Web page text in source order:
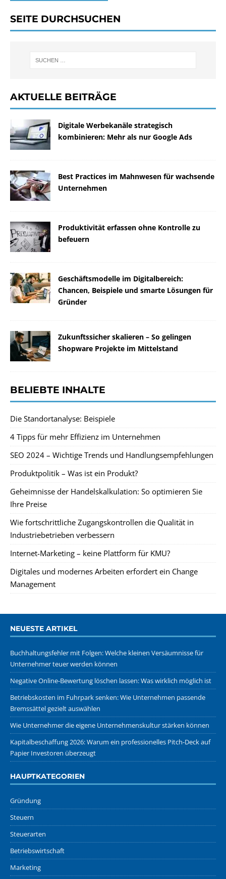
SEITE DURCHSUCHEN
AKTUELLE BEITRÄGE
Digitale Werbekanäle strategisch
kombinieren: Mehr als nur Google Ads
Best Practices im Mahnwesen für wachsende
Unternehmen
Produktivität erfassen ohne Kontrolle zu
befeuern
Geschäftsmodelle im Digitalbereich:
Chancen, Beispiele und smarte Lösungen für
Gründer
Zukunftssicher skalieren – So gelingen
Shopware Projekte im Mittelstand
BELIEBTE INHALTE
Die Standortanalyse: Beispiele
4 Tipps für mehr Effizienz im Unternehmen
SEO 2024 – Wichtige Trends und Handlungsempfehlungen
Produktpolitik – Was ist ein Produkt?
Geheimnisse der Handelskalkulation: So optimieren Sie
Ihre Preise
Wie fortschrittliche Zugangskontrollen die Qualität in
Industriebetrieben verbessern
Internet-Marketing – keine Plattform für KMU?
Digitales und modernes Arbeiten erfordert ein Change
Management
NEUESTE ARTIKEL
Buchhaltungsfehler mit Folgen: Welche kleinen Versäumnisse für
Unternehmer teuer werden können
Negative Online-Bewertung löschen lassen: Was wirklich möglich ist
Betriebskosten im Fuhrpark senken: Wie Unternehmen passende
Bremssättel gezielt auswählen
Wie Unternehmer die eigene Unternehmenskultur stärken können
Kapitalbeschaffung 2026: Warum ein professionelles Pitch-Deck auf
Papier Investoren überzeugt
HAUPTKATEGORIEN
Gründung
Steuern
Steuerarten
Betriebswirtschaft
Marketing